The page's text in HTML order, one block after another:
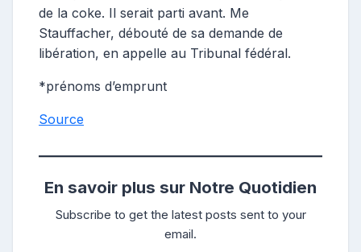
de la coke. Il serait parti avant. Me
Stauffacher, débouté de sa demande de
libération, en appelle au Tribunal fédéral.
*prénoms d’emprunt
Source
En savoir plus sur Notre Quotidien
Subscribe to get the latest posts sent to your
email.